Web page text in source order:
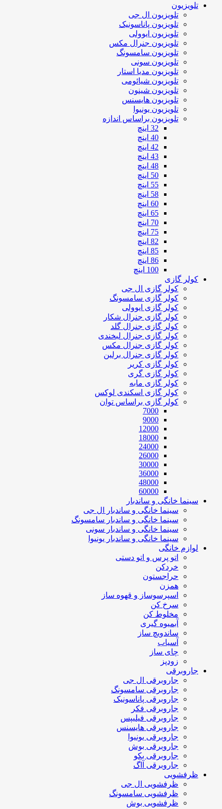
تلویزیون
تلویزیون ال جی
تلویزیون پاناسونیک
تلویزیون ایوولی
تلویزیون جنرال مکس
تلویزیون سامسونگ
تلویزیون سونی
تلویزیون مدیا استار
تلویزیون شیائومی
تلویزیون شینون
تلویزیون هایسنس
تلویزیون یونیوا
تلویزیون براساس اندازه
32 اینچ
40 اینچ
42 اینچ
43 اینچ
48 اینچ
50 اینچ
55 اینچ
58 اینچ
60 اینچ
65 اینچ
70 اینچ
75 اینچ
82 اینچ
85 اینچ
86 اینچ
100 اینچ
کولر گازی
کولر گازی ال جی
کولر گازی سامسونگ
کولر گازی ایوولی
کولر گازی جنرال شکار
کولر گازی جنرال گلد
کولر گازی جنرال لبخندی
کولر گازی جنرال مکس
کولر گازی جنرال برلین
کولر گازی کریر
کولر گازی گری
کولر گازی مابه
کولر گازی اسکندی لوکس
کولر گازی براساس توان
7000
9000
12000
18000
24000
26000
30000
36000
48000
60000
سینما خانگی و ساندبار
سینما خانگی و ساندبار ال جی
سینما خانگی و ساندبار سامسونگ
سینما خانگی و ساندبار سونی
سینما خانگی و ساندبار یونیوا
لوازم خانگی
اتو پرس و اتو دستی
خردکن
حراجستون
همزن
اسپرسوساز و قهوه ساز
سرخ کن
مخلوط کن
آبمیوه گیری
ساندویچ ساز
آسیاب
چای ساز
زودپز
جاروبرقی
جاروبرقی ال جی
جاروبرقی سامسونگ
جاروبرقی پاناسونیک
جاروبرقی فکر
جاروبرقی فیلیپس
جاروبرقی هایسنس
جاروبرقی یونیوا
جاروبرقی بوش
جاروبرقی بکو
جاروبرقی آاگ
ظرفشویی
ظرفشویی ال جی
ظرفشویی سامسونگ
ظرفشویی بوش